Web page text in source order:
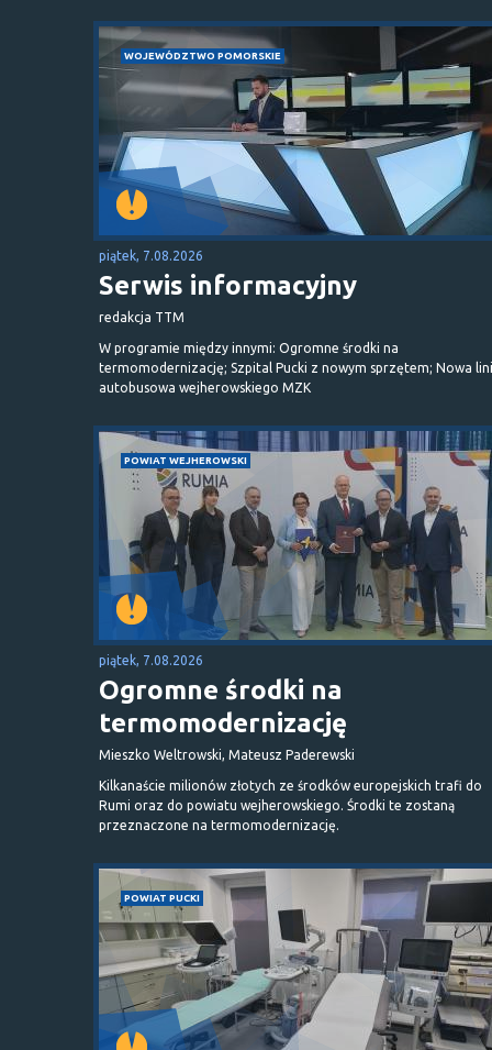
WOJEWÓDZTWO POMORSKIE
piątek, 7.08.2026
Serwis informacyjny
redakcja TTM
W programie między innymi: Ogromne środki na
termomodernizację; Szpital Pucki z nowym sprzętem; Nowa
autobusowa wejherowskiego MZK
POWIAT WEJHEROWSKI
piątek, 7.08.2026
Ogromne środki na
termomodernizację
Mieszko Weltrowski, Mateusz Paderewski
Kilkanaście milionów złotych ze środków europejskich trafi do
Rumi oraz do powiatu wejherowskiego. Środki te zostaną
przeznaczone na termomodernizację.
POWIAT PUCKI